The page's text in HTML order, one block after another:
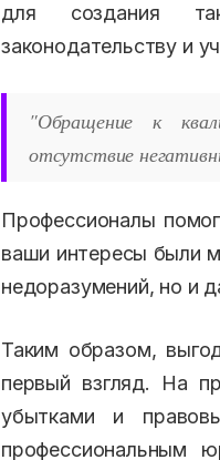
для создания
законодательству и
"Обращение к
отсутствие
Профессионалы
ваши интересы были
недоразумений, но и
Таким образом,
первый взгляд. На
убытками и
профессиональным